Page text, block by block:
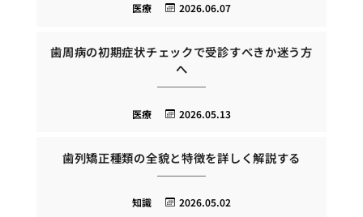
2026.06.07
医療
歯周病の初期症状チェックで受診すべきか迷う方
へ
2026.05.13
医療
歯列矯正種類の全貌と特徴を詳しく解説する
2026.05.02
知識